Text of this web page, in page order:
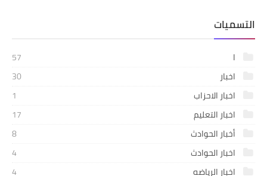
التسميات
ا
57
اخبار
30
اخبار الاحزاب
1
اخبار التعليم
17
أخبار الحوادث
8
اخبار الحوادث
4
اخبار الرياضه
4